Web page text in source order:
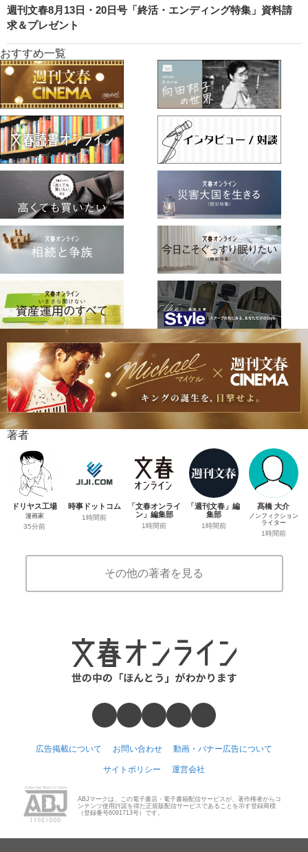
週刊文春8月13日・20日号「終活・エンディング特集」資料請
求＆プレゼント
おすすめ一覧
著者
ドリヤス工場
漫画家
35分前
時事ドットコム
1時間前
「文春オンライ
ン」編集部
1時間前
「週刊文春」編
集部
1時間前
髙橋 大介
ノンフィクション
ライター
1時間前
その他の著者を見る
広告掲載について お問い合わせ 動画・バナー広告について
サイトポリシー 運営会社
ABJマークは、この電子書店・電子書籍配信サービスが、著作権者からコ
ンテンツ使用許諾を得た正規版配信サービスであることを示す登録商標
（登録番号6091713号）です。